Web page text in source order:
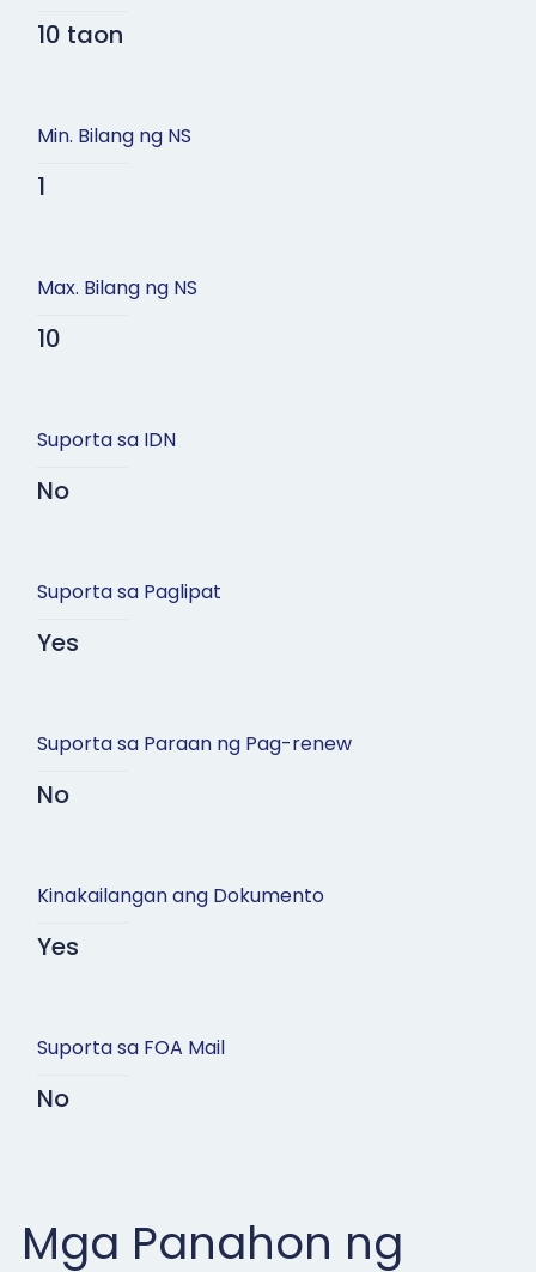
10 taon
Min. Bilang ng NS
1
Max. Bilang ng NS
10
Suporta sa IDN
No
Suporta sa Paglipat
Yes
Suporta sa Paraan ng Pag-renew
No
Kinakailangan ang Dokumento
Yes
Suporta sa FOA Mail
No
Mga Panahon ng